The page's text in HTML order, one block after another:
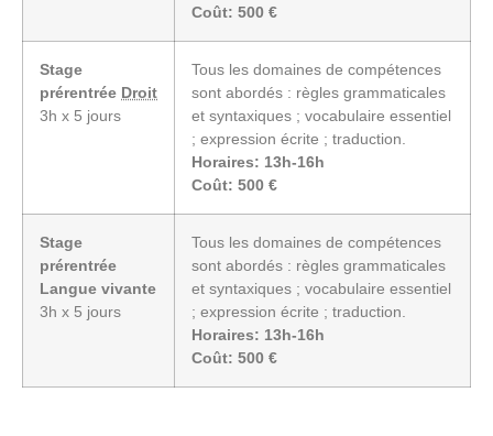
Coût: 500 €
Stage
prérentrée Droit
3h x 5 jours
Tous les domaines de compétences
sont abordés : règles grammaticales
et syntaxiques ; vocabulaire essentiel
; expression écrite ; traduction.
Horaires: 13h-16h
Coût: 500 €
Stage
prérentrée
Langue vivante
3h x 5 jours
Tous les domaines de compétences
sont abordés : règles grammaticales
et syntaxiques ; vocabulaire essentiel
; expression écrite ; traduction.
Horaires: 13h-16h
Coût: 500 €